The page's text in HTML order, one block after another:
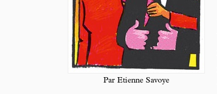
Par Etienne Savoye